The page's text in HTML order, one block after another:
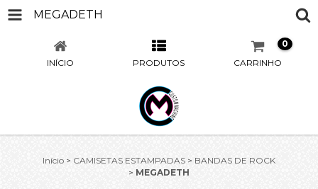
MEGADETH
INÍCIO PRODUTOS CARRINHO
0
Início > CAMISETAS ESTAMPADAS > BANDAS DE ROCK
> MEGADETH